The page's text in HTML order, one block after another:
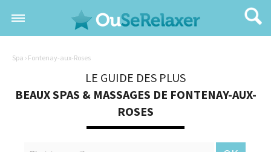
Spa › Fontenay-aux-Roses
LE GUIDE DES PLUS
BEAUX SPAS & MASSAGES DE FONTENAY-AUX-
ROSES